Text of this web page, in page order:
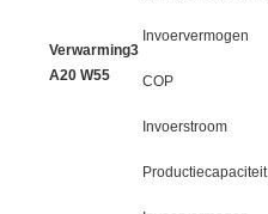
Verwarming3
A20 W55
Invoervermogen
COP
Invoerstroom
Productiecapaciteit